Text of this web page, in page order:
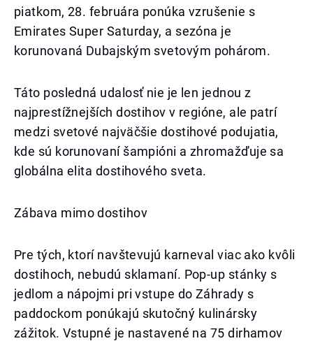
piatkom, 28. februára ponúka vzrušenie s
Emirates Super Saturday, a sezóna je
korunovaná Dubajským svetovým pohárom.
Táto posledná udalosť nie je len jednou z
najprestížnejších dostihov v regióne, ale patrí
medzi svetové najväčšie dostihové podujatia,
kde sú korunovaní šampióni a zhromažďuje sa
globálna elita dostihového sveta.
Zábava mimo dostihov
Pre tých, ktorí navštevujú karneval viac ako kvôli
dostihoch, nebudú sklamaní. Pop-up stánky s
jedlom a nápojmi pri vstupe do Záhrady s
paddockom ponúkajú skutočný kulinársky
zážitok. Vstupné je nastavené na 75 dirhamov